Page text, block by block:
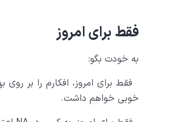
فقط برای امروز
به خودت بگو:
فقط برای امروز، افکارم را بر
خوبی خواهم داشت.